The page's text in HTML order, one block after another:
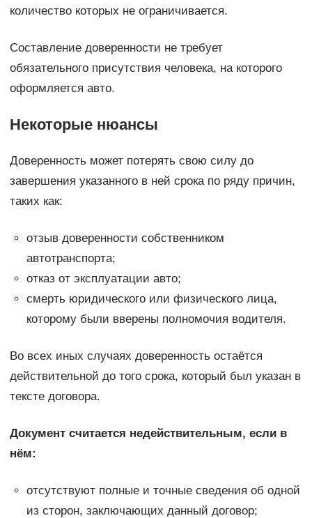
количество которых не ограничивается.
Составление доверенности не требует
обязательного присутствия человека, на которого
оформляется авто.
Некоторые нюансы
Доверенность может потерять свою силу до
завершения указанного в ней срока по ряду причин,
таких как:
отзыв доверенности собственником
автотранспорта;
отказ от эксплуатации авто;
смерть юридического или физического лица,
которому были вверены полномочия водителя.
Во всех иных случаях доверенность остаётся
действительной до того срока, который был указан в
тексте договора.
Документ считается недействительным, если в
нём:
отсутствуют полные и точные сведения об одной
из сторон, заключающих данный договор;